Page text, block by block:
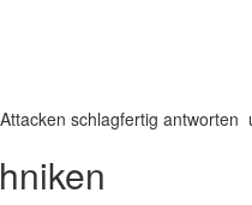
schlagfertig